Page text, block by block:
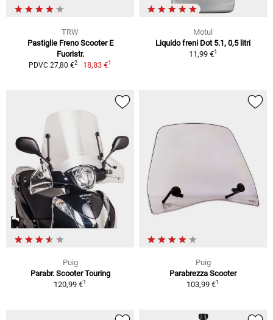
TRW
Pastiglie Freno Scooter E
Fuoristr.
PDVC 27,80 €2 18,83 €1
Motul
Liquido freni Dot 5.1, 0,5 litri
11,99 €1
Puig
Parabr. Scooter Touring
120,99 €1
Puig
Parabrezza Scooter
103,99 €1